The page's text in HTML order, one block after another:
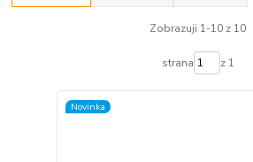
Zobrazuji 1-10 z 10
strana z 1
Novinka